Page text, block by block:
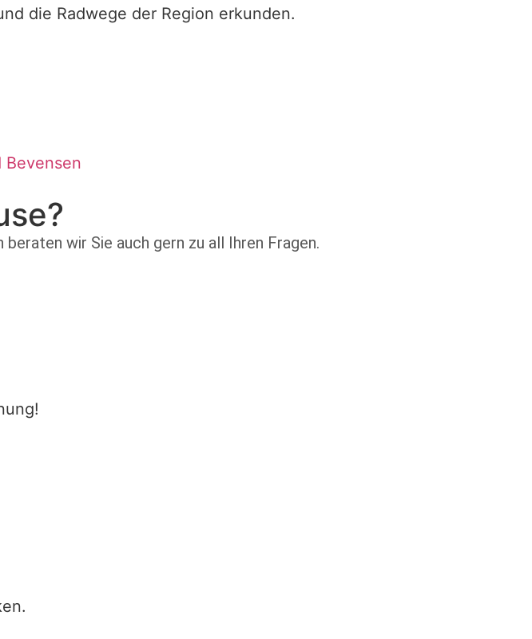
die Radwege der Region erkunden.
wir Sie auch gern zu all Ihren Fragen.